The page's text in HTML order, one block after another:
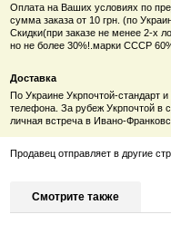
Оплата на Ваших условиях по
сумма заказа от 10 грн. (по
Скидки(при заказе не менее 2-х
но не более 30%!.марки СССР
Доставка
По Украине Укрпочтой-стандарт
телефона. За рубеж Укрпочтой в
личная встреча в Ивано-
Продавец отправляет в другие
Смотрите также